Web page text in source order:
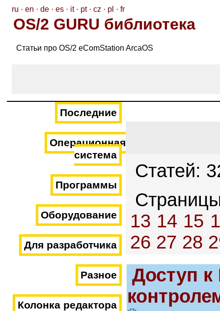
ru · en · de · es · it· pt· cz · pl · fr
OS/2 GURU библиотека
Статьи про OS/2 eComStation ArcaOS
Последние
Операционная
система
Программы
Оборудование
Для разработчика
Разное
Колонка редактора
Статей:
13 14 15
26 27 28
Доступ к